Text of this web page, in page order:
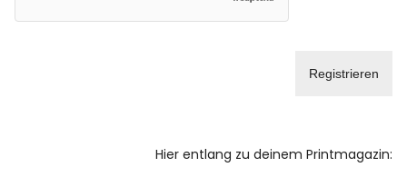
Hier entlang zu deinem Printmagazin: